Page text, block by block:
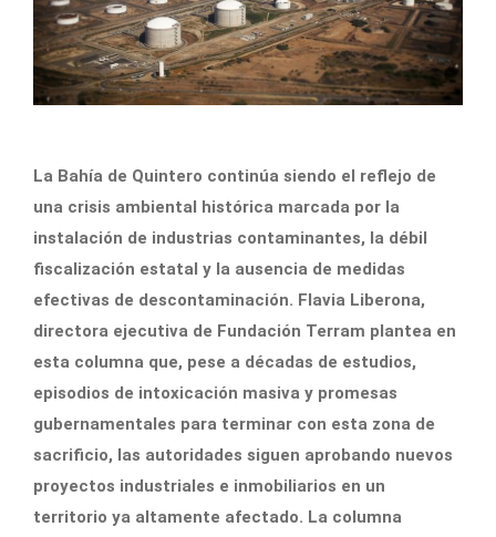
La Bahía de Quintero continúa siendo el reflejo de
una crisis ambiental histórica marcada por la
instalación de industrias contaminantes, la débil
fiscalización estatal y la ausencia de medidas
efectivas de descontaminación. Flavia Liberona,
directora ejecutiva de Fundación Terram plantea en
esta columna que, pese a décadas de estudios,
episodios de intoxicación masiva y promesas
gubernamentales para terminar con esta zona de
sacrificio, las autoridades siguen aprobando nuevos
proyectos industriales e inmobiliarios en un
territorio ya altamente afectado. La columna